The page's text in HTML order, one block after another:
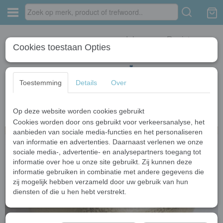
Inloggen Registreren
Home › Kraan en waskom › Goudkleurige keramische waskom
Cookies toestaan Opties
Toestemming Details Over
Op deze website worden cookies gebruikt
Cookies worden door ons gebruikt voor verkeersanalyse, het
aanbieden van sociale media-functies en het personaliseren
van informatie en advertenties. Daarnaast verlenen we onze
sociale media-, advertentie- en analysepartners toegang tot
informatie over hoe u onze site gebruikt. Zij kunnen deze
informatie gebruiken in combinatie met andere gegevens die
zij mogelijk hebben verzameld door uw gebruik van hun
diensten of die u hen hebt verstrekt.